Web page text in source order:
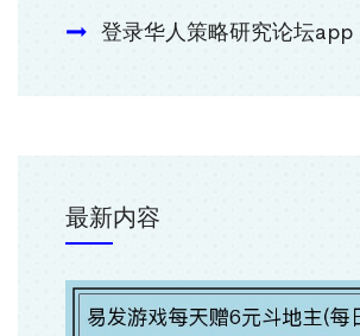
登录华人策略研究论坛app
最新内容